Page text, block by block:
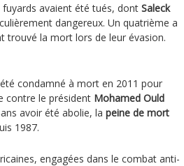
avaient été tués, dont Saleck
dangereux. Un quatrième a
trouvé la mort lors de leur évasion.
condamné à mort en 2011 pour
contre le président Mohamed Ould
avoir été abolie, la peine de mort
1987.
engagées dans le combat anti-